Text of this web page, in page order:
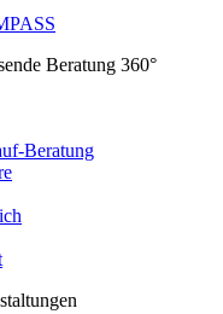
Beratung 360°
Beratung